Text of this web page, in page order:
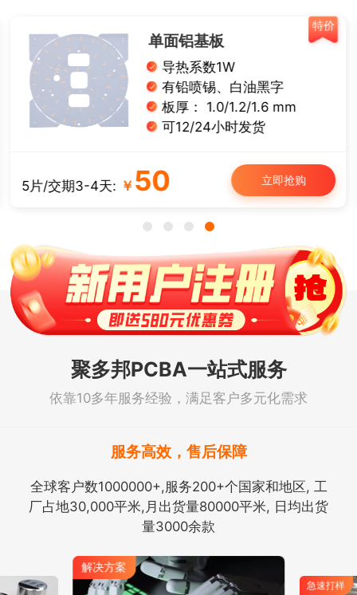
特价
单面铝基板
导热系数1W
有铅喷锡、白油黑字
板厚： 1.0/1.2/1.6 mm
可12/24小时发货
5片/交期3-4天: ￥ 50 立即抢购
聚多邦PCBA一站式服务
依靠10多年服务经验，满足客户多元化需求
服务高效，售后保障
全球客户数1000000+,服务200+个国家和地区, 工
厂占地30,000平米,月出货量80000平米, 日均出货
量3000余款
解决方案
急速打样